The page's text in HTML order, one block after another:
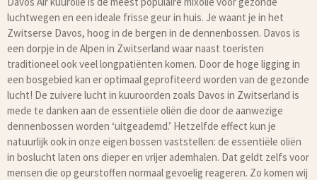
luchtwegen en een ideale frisse geur in huis. Je waant je in het
Zwitserse Davos, hoog in de bergen in de dennenbossen. Davos is
een dorpje in de Alpen in Zwitserland waar naast toeristen
traditioneel ook veel longpatiënten komen. Door de hoge ligging in
een bosgebied kan er optimaal geprofiteerd worden van de gezonde
lucht! De zuivere lucht in kuuroorden zoals Davos in Zwitserland is
mede te danken aan de essentiële oliën die door de aanwezige
dennenbossen worden ‘uitgeademd.’ Hetzelfde effect kun je
natuurlijk ook in onze eigen bossen vaststellen: de essentiële oliën
in boslucht laten ons dieper en vrijer ademhalen. Dat geldt zelfs voor
mensen die op geurstoffen normaal gevoelig reageren. Zo komen wij